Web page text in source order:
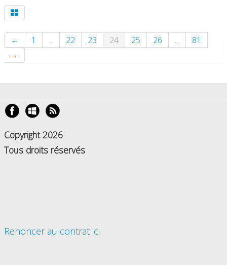
← 1 ... 22 23 24 25 26 ...
81
→
Copyright 2026
Tous droits réservés
Renoncer au contrat ici